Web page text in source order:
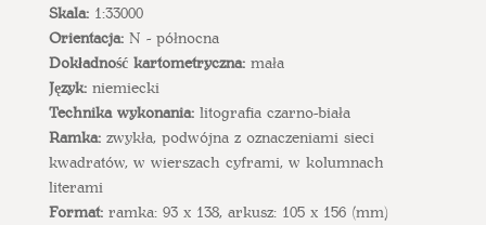
Skala:1:33000
Orientacja:N - północna
Dokładność kartometryczna:mała
Język:niemiecki
Technika wykonania:litografia czarno-biała
Ramka:zwykła, podwójna z oznaczeniami sieci
kwadratów, w wierszach cyframi, w kolumnach
literami
Format:ramka: 93 x 138, arkusz: 105 x 156 (mm)